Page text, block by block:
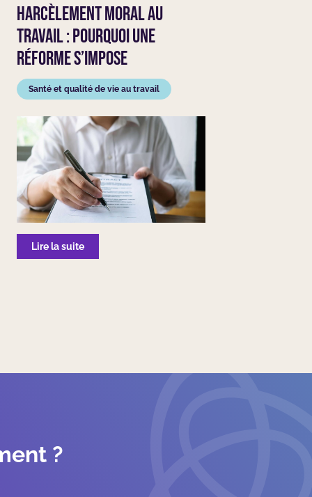
Harcèlement moral au
travail : pourquoi une
réforme s’impose
Santé et qualité de vie au travail
Lire la suite
?